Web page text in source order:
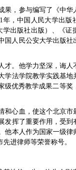
果，参与编写了《中华
，中国人民大学出版
学出版社出版）、《证
国人民公安大学出版社
才。他学力坚深，诲人
学法学院教学实践基地
级优秀教学成果二等奖
和心血，使这个北京市
发挥了重要作用，受到
他本人作为国家一级律
进律师等荣誉称号。